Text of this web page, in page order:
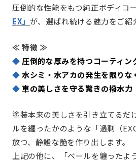
圧倒的な性能をもつ純正ボディコ
EX」 が、選ばれ続ける魅力をご
≪ 特徴 ≫
◆圧倒的な厚みを持つコーティン
◆水シミ・水アカの発生を限りな
◆車の美しさを守る驚きの撥水力
塗装本来の美しさを引き立てるだ
ルを纏ったかのような「過剰（
放つ、静謐な艶を作り出します。
上記の他に、「ベールを纏ったよ